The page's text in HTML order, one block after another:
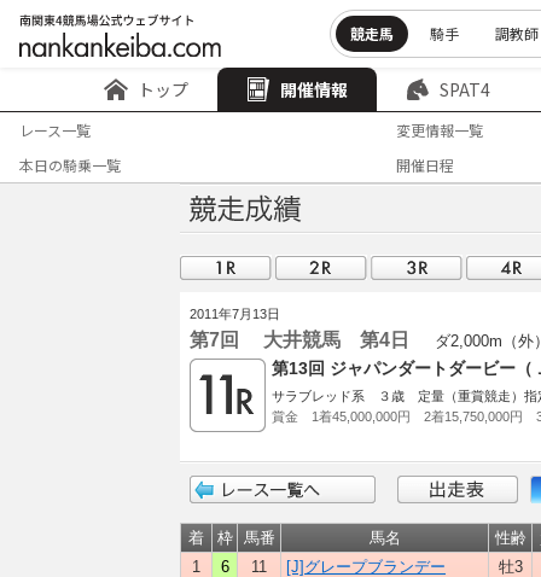
競走馬 騎手 調教師
トップ 開催情報 SPAT4
レース一覧
変更情報一覧
本日の騎乗一覧
開催日程
2011年7月13日
第7回 大井競馬 第4日 ダ2,000m（外
第13回 ジャパンダートダービー
サラブレッド系 ３歳 定量（重賞競走）指
賞金 1着45,000,000円 2着15,750,000円
着 枠 馬番 馬名 性齢
1
6 11 [J]グレープブランデー 牡3